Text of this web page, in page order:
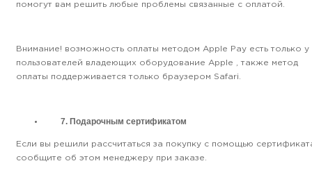
помогут вам решить любые проблемы связанные с оплатой.
Внимание! возможность оплаты методом Apple Pay есть только у
пользователей владеющих оборудование Apple , также метод
оплаты поддерживается только браузером Safari.
7. Подарочным сертификатом
Если вы решили рассчитаться за покупку с помощью
сообщите об этом менеджеру при заказе.